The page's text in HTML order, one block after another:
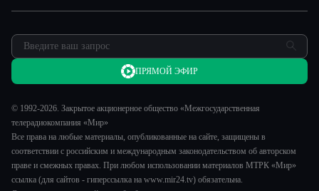
Сделано в Содружестве
Пресса о нас
Карьера
Реклама
© 1992-2026. Закрытое акционерное общество «Межгосударственная
телерадиокомпания «Мир»
Все права на любые материалы, опубликованные на сайте, защищены в
соответствии с российским и международным законодательством об авторском
праве и смежных правах. При любом использовании материалов МТРК «Мир»
ссылка (для сайтов - гиперссылка на www.mir24.tv) обязательна.
ПРЯМОЙ ЭФИР